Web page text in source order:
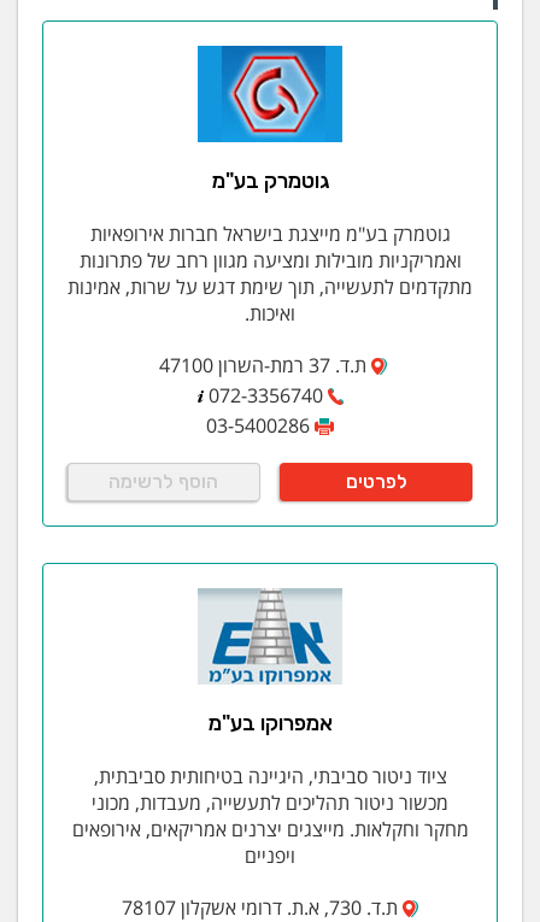
גוטמרק בע"מ
גוטמרק בע"מ מייצגת בישראל חברות אירופאיות
ואמריקניות מובילות ומציעה מגוון רחב של פתרונות
מתקדמים לתעשייה, תוך שימת דגש על שרות, אמינות
ואיכות.
ת.ד. 37 רמת-השרון 47100
072-3356740
03-5400286
לפרטים הוסף לרשימה
אמפרוקו בע"מ
ציוד ניטור סביבתי, היגיינה בטיחותית סביבתית,
מכשור ניטור תהליכים לתעשייה, מעבדות, מכוני
מחקר וחקלאות. מייצגים יצרנים אמריקאים, אירופאים
ויפניים
ת.ד. 730, א.ת. דרומי אשקלון 78107